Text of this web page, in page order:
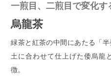
一煎目、二煎目で変化す
烏龍茶
緑茶と紅茶の中間にあたる「
土に合わせて仕上げた倭烏龍
徴。